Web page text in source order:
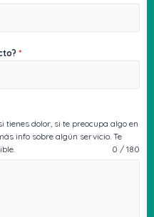
*
tienes dolor, si te preocupa algo en
info sobre algún servicio. Te
0 / 180